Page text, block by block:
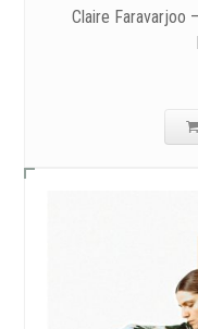
Claire Faravarjoo